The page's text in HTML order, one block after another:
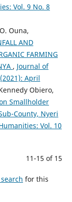
Vol. 9 No. 8
Ouna,
AND
FARMING
, Journal of
April
Obiero,
Smallholder
County, Nyeri
Vol. 10
11-15 of 15
for this